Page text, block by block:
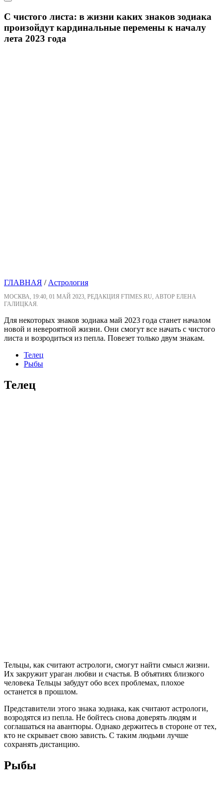
С чистого листа: в жизни каких знаков зодиака
произойдут кардинальные перемены к началу
лета 2023 года
ГЛАВНАЯ /Астрология
МОСКВА, 19:40, 01 МАЙ 2023, РЕДАКЦИЯ FTIMES.RU, АВТОР ЕЛЕНА
ГАЛИЦКАЯ.
Для некоторых знаков зодиака май 2023 года станет началом
новой и невероятной жизни. Они смогут все начать с чистого
листа и возродиться из пепла. Повезет только двум знакам.
Телец
Рыбы
Телец
Тельцы, как считают астрологи, смогут найти смысл жизни.
Их закружит ураган любви и счастья. В объятиях близкого
человека Тельцы забудут обо всех проблемах, плохое
останется в прошлом.
Представители этого знака зодиака, как считают астрологи,
возродятся из пепла. Не бойтесь снова доверять людям и
соглашаться на авантюры. Однако держитесь в стороне от тех,
кто не скрывает свою зависть. С таким людьми лучше
сохранять дистанцию.
Рыбы